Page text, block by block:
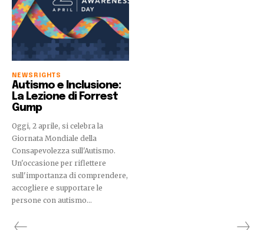
NEWS RIGHTS
Autismo e Inclusione:
La Lezione di Forrest
Gump
Oggi, 2 aprile, si celebra la
Giornata Mondiale della
Consapevolezza sull'Autismo.
Un'occasione per riflettere
sull'importanza di comprendere,
accogliere e supportare le
persone con autismo...